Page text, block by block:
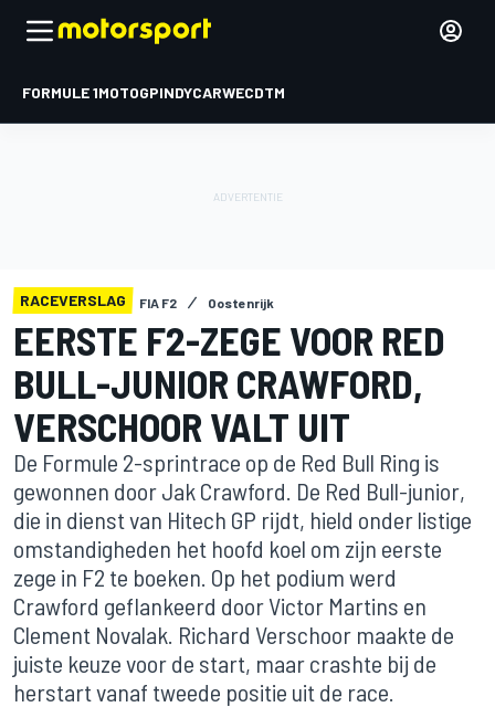
FORMULE 1MOTOGPINDYCARWECDTM
RACEVERSLAG FIA F2 Oostenrijk
EERSTE F2-ZEGE VOOR RED
BULL-JUNIOR CRAWFORD,
VERSCHOOR VALT UIT
De Formule 2-sprintrace op de Red Bull Ring is
gewonnen door Jak Crawford. De Red Bull-junior,
die in dienst van Hitech GP rijdt, hield onder listige
omstandigheden het hoofd koel om zijn eerste
zege in F2 te boeken. Op het podium werd
Crawford geflankeerd door Victor Martins en
Clement Novalak. Richard Verschoor maakte de
juiste keuze voor de start, maar crashte bij de
herstart vanaf tweede positie uit de race.